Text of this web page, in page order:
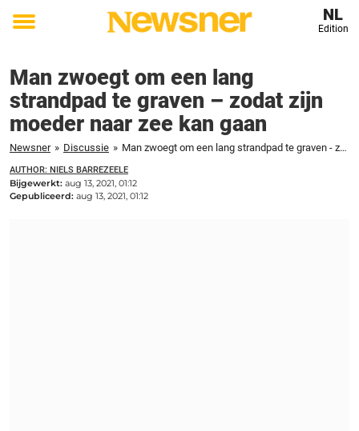
Toggle
NL
Edition
Man zwoegt om een lang
strandpad te graven – zodat zijn
moeder naar zee kan gaan
Newsner » Discussie » Man zwoegt om een lang strandpad te graven - zodat zijn moeder naar zee kan gaan
AUTHOR: NIELS BARREZEELE
Bijgewerkt: aug 13, 2021, 01:12
Gepubliceerd: aug 13, 2021, 01:12